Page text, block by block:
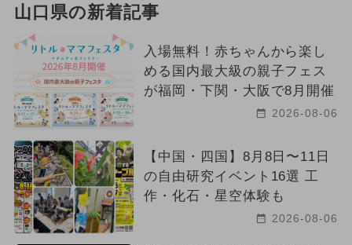
山口県の新着記事
入場無料！赤ちゃんから楽し
める国内最大級の親子フェス
が福岡・下関・大阪で8月開催
2026-08-06
【中国・四国】8月8日〜11日
の自由研究イベント16選 工
作・化石・星空体験も
2026-08-06